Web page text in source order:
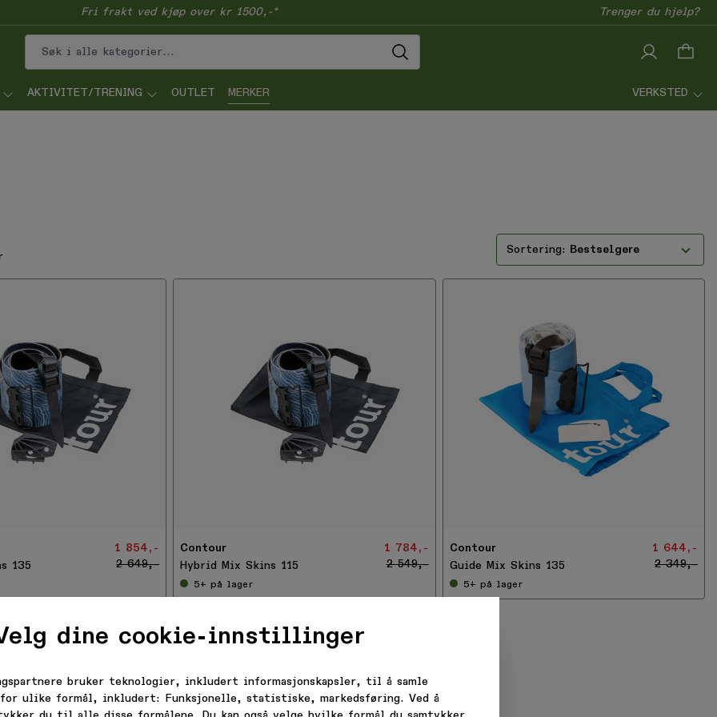
Fri frakt ved kjøp over kr 1500,-* Trenger du hjelp?
AKTIVITET/TRENING OUTLET MERKER VERKSTED
Bestselgere
135
1 854,-
2 649,-
Contour
Hybrid Mix Skins 115
1 784,-
2 549,-
5+ på lager
Contour
Guide Mix Skins 135
1 644,-
2 349,-
5+ på lager
dine cookie-innstillinger
bruker teknologier, inkludert informasjonskapsler, til å samle
for ulike formål, inkludert: Funksjonelle, statistiske, markedsføring. Ved å